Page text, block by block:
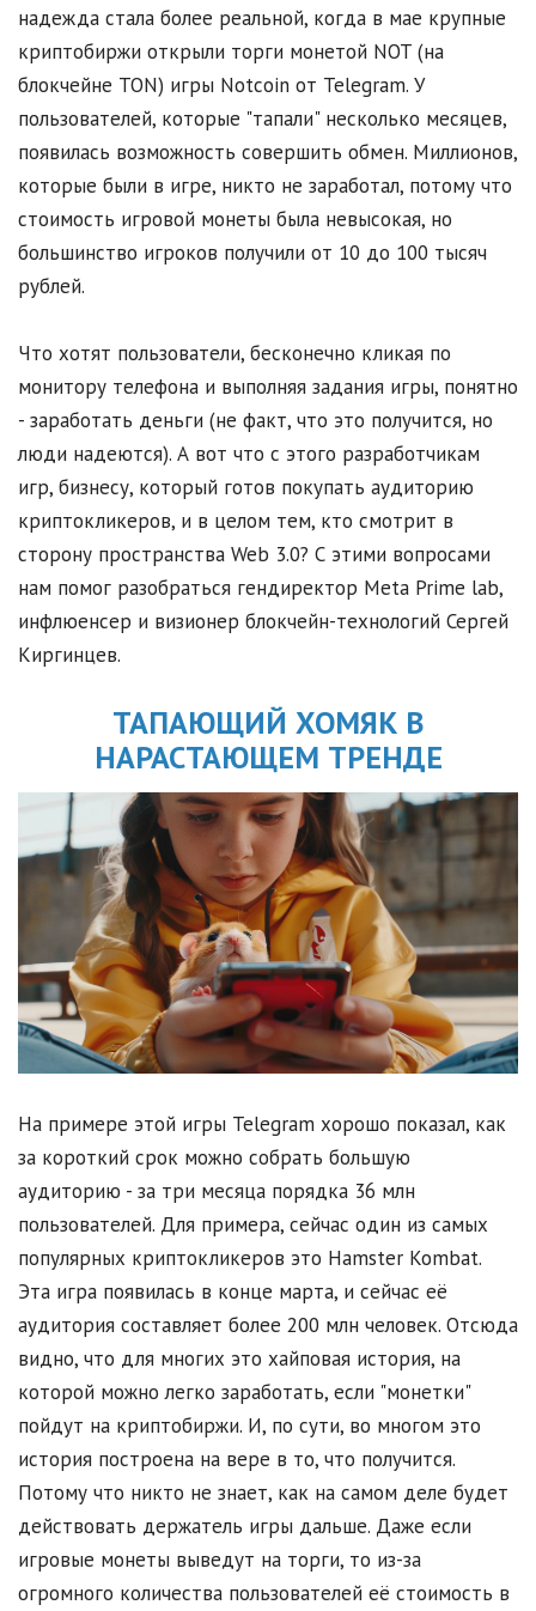
надежда стала более реальной, когда в мае крупные
криптобиржи открыли торги монетой NOT (на
блокчейне TON) игры Notcoin от Telegram. У
пользователей, которые "тапали" несколько месяцев,
появилась возможность совершить обмен. Миллионов,
которые были в игре, никто не заработал, потому что
стоимость игровой монеты была невысокая, но
большинство игроков получили от 10 до 100 тысяч
рублей.
Что хотят пользователи, бесконечно кликая по
монитору телефона и выполняя задания игры, понятно
- заработать деньги (не факт, что это получится, но
люди надеются). А вот что с этого разработчикам
игр, бизнесу, который готов покупать аудиторию
криптокликеров, и в целом тем, кто смотрит в
сторону пространства Web 3.0? С этими вопросами
нам помог разобраться гендиректор Meta Prime lab,
инфлюенсер и визионер блокчейн-технологий Сергей
Киргинцев.
ТАПАЮЩИЙ ХОМЯК В
НАРАСТАЮЩЕМ ТРЕНДЕ
На примере этой игры Telegram хорошо показал, как
за короткий срок можно собрать большую
аудиторию - за три месяца порядка 36 млн
пользователей. Для примера, сейчас один из самых
популярных криптокликеров это Ham­ster Kom­bat.
Эта игра появилась в конце марта, и сейчас её
аудитория составляет более 200 млн человек. Отсюда
видно, что для многих это хайповая история, на
которой можно легко заработать, если "монетки"
пойдут на криптобиржи. И, по сути, во многом это
история построена на вере в то, что получится.
Потому что никто не знает, как на самом деле будет
действовать держатель игры дальше. Даже если
игровые монеты выведут на торги, то из-за
огромного количества пользователей её стоимость в